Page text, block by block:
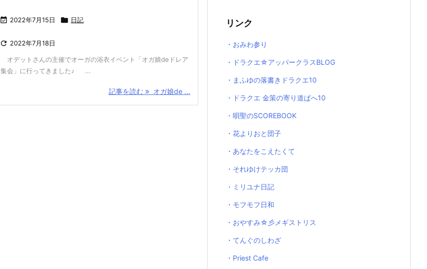
 2022年7月15日  日記
 2022年7月18日
オデットさんの主催でオーガの浴衣イベント「オガ娘deドレア
集会」に行ってきました♪ ...
記事を読む オガ娘de ...
リンク
・おみわ参り
・ドラクエ☆アッパークラスBLOG
・まふゆの落書きドラクエ10
・ドラクエ 金策の寄り道ぱへ10
・唄聖のSCOREBOOK
・花よりおと団子
・あなたをこえたくて
・それゆけテッカ団
・ミリユナ日記
・モフモフ日和
・おやすみ☆彡メギストリス
・てんぐのしわざ
・Priest Cafe